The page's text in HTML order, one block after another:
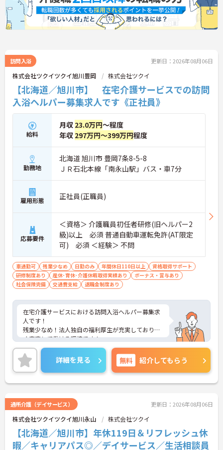
訪問入浴 更新日：2026年08月06日
株式会社ツクイツクイ旭川豊岡 株式会社ツクイ
【北海道／旭川市】 在宅介護サービスでの訪問
入浴ヘルパー募集求人です《正社員》
給料
月収 23.0万円～程度
年収 297万円～399万円程度
勤務地
北海道 旭川市 豊岡7条8-5-8
ＪＲ石北本線「南永山駅」バス・車7分
雇用形態 正社員(正職員)
応募要件
＜資格＞ 介護職員初任者研修(旧ヘルパー2
級)以上 必須 普通自動車運転免許(AT限定
可) 必須 ＜経験＞ 不問
車通勤可 残業少なめ 日勤のみ 年間休日110日以上
資格取得サポート
研修制度あり
産休･育休･介護休暇取得実績あり
ボーナス・賞与あり
社会保険完備
交通費支給 退職金制度あり
在宅介護サービスにおける訪問入浴ヘルパー募集求
人です！
残業少なめ！法人独自の福利厚生が充実しており長
く安定して働ける環境です！
ご興味ある方には、面接対策ポイントなど、さらに
詳細をお話しいたしますのでお気軽にご相談くださ
い！
詳細を見る 無料 紹介してもらう
通所介護（デイサービス） 更新日：2026年08月06日
株式会社ツクイツクイ旭川永山 株式会社ツクイ
【北海道／旭川市】年休119日＆リフレッシュ休
暇／キャリアパス◎／デイサービス／生活相談員